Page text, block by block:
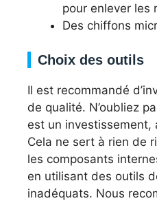
pour enlever les
Des chiffons
Choix des outils
Il est recommandé
de qualité. N’oubliez
est un investissement,
Cela ne sert à rien de
les composants
en utilisant des outils
inadéquats. Nous